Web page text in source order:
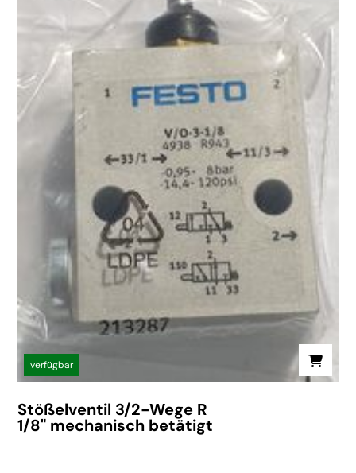
verfügbar
Stößelventil 3/2-Wege R
1/8" mechanisch betätigt